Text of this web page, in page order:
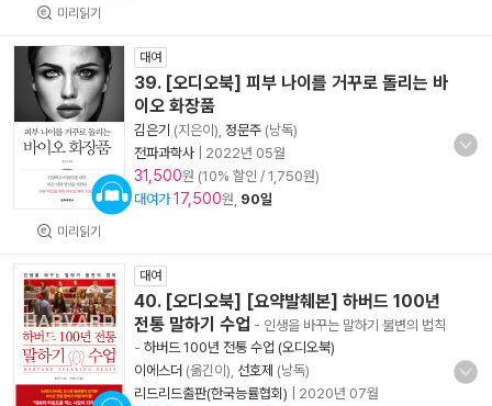
미리읽기
미리읽기
대여
39. [오디오북] 피부 나이를 거꾸로 돌리는 바
이오 화장품
김은기 (지은이), 정문주 (낭독)
전파과학사
2022년 05월
31,500원 (10% 할인 / 1,750원)
대여가 17,500원, 90일
대여
40. [오디오북] [요약발췌본] 하버드 100년
전통 말하기 수업 - 인생을 바꾸는 말하기 불변의 법칙
- 하버드 100년 전통 수업 (오디오북)
이에스더 (옮긴이), 선호제 (낭독)
리드리드출판(한국능률협회)
2020년 07월